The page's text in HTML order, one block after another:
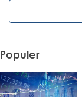
Populer